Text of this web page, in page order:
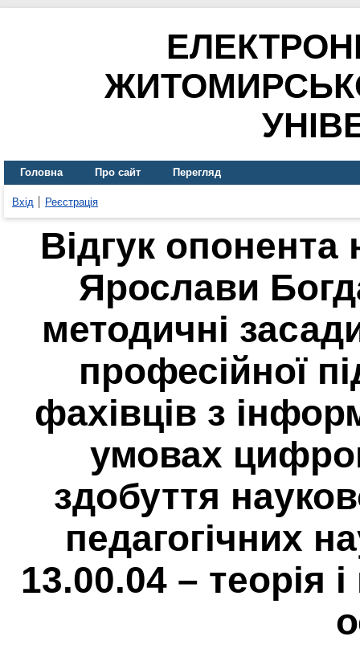
Головна Про сайт Перегляд
Вхід Реєстрація
Відгук опонента
Ярослави
методичні
професійної
фахівців з
умовах
здобуття
педагогічних
13.00.04 – теорія